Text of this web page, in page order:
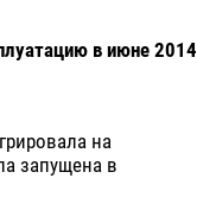
в июне 2014
на
запущена в